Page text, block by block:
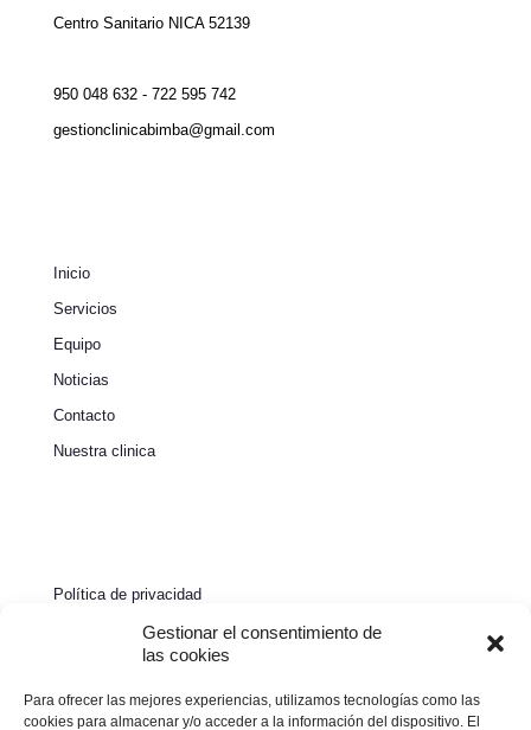
Gestionar el consentimiento de
las cookies
Para ofrecer las mejores experiencias, utilizamos tecnologías como las
cookies para almacenar y/o acceder a la información del dispositivo. El
Centro Sanitario NICA 52139
950 048 632 - 722 595 742
gestionclinicabimba@gmail.com
Inicio
Servicios
Equipo
Noticias
Contacto
Nuestra clinica
Política de privacidad
Política de cookies
Declaración de accesibilidad